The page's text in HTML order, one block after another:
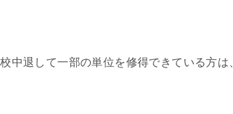
中退して一部の単位を修得できている方は